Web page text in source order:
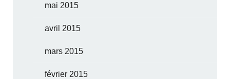
mai 2015
avril 2015
mars 2015
février 2015